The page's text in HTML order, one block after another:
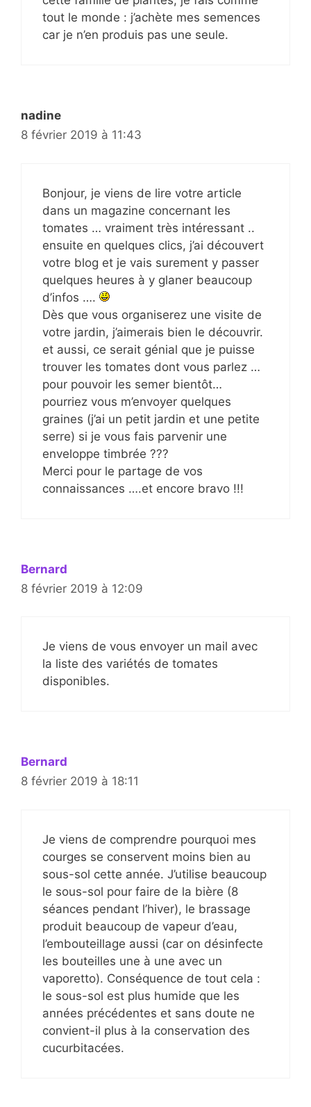
tout le monde : j’achète mes semences
car je n’en produis pas une seule.
nadine
8 février 2019 à 11:43
Bonjour, je viens de lire votre article
dans un magazine concernant les
tomates … vraiment très intéressant ..
ensuite en quelques clics, j’ai découvert
votre blog et je vais surement y passer
quelques heures à y glaner beaucoup
d’infos ….
Dès que vous organiserez une visite de
votre jardin, j’aimerais bien le découvrir.
et aussi, ce serait génial que je puisse
trouver les tomates dont vous parlez …
pour pouvoir les semer bientôt…
pourriez vous m’envoyer quelques
graines (j’ai un petit jardin et une petite
serre) si je vous fais parvenir une
enveloppe timbrée ???
Merci pour le partage de vos
connaissances ….et encore bravo !!!
Bernard
8 février 2019 à 12:09
Je viens de vous envoyer un mail avec
la liste des variétés de tomates
disponibles.
Bernard
8 février 2019 à 18:11
Je viens de comprendre pourquoi mes
courges se conservent moins bien au
sous-sol cette année. J’utilise beaucoup
le sous-sol pour faire de la bière (8
séances pendant l’hiver), le brassage
produit beaucoup de vapeur d’eau,
l’embouteillage aussi (car on désinfecte
les bouteilles une à une avec un
vaporetto). Conséquence de tout cela :
le sous-sol est plus humide que les
années précédentes et sans doute ne
convient-il plus à la conservation des
cucurbitacées.